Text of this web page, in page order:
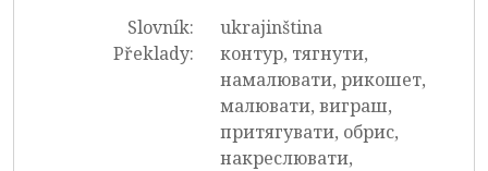
Slovník:
ukrajinština
Překlady:
контур, тягнути,
намалювати, рикошет,
малювати, виграш,
притягувати, обрис,
накреслювати,